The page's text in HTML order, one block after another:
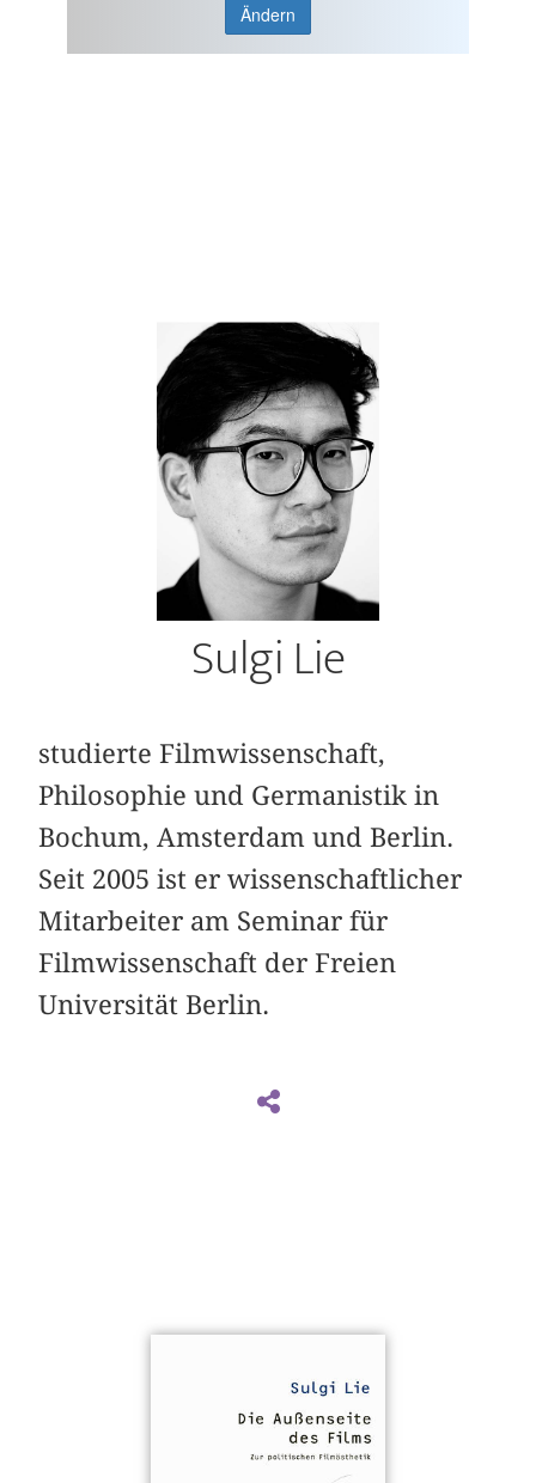
Ändern
Sulgi Lie
studierte Filmwissenschaft,
Philosophie und Germanistik in
Bochum, Amsterdam und Berlin.
Seit 2005 ist er wissenschaftlicher
Mitarbeiter am Seminar für
Filmwissenschaft der Freien
Universität Berlin.